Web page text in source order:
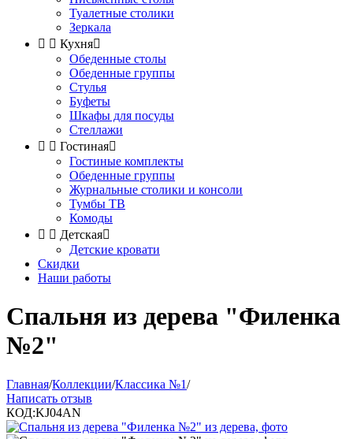
Туалетные столики
Зеркала
  Кухня
Обеденные столы
Обеденные группы
Стулья
Буфеты
Шкафы для посуды
Стеллажи
  Гостиная
Гостиные комплекты
Обеденные группы
Журнальные столики и консоли
Тумбы ТВ
Комоды
  Детская
Детские кровати
Скидки
Наши работы
Спальня из дерева "Филенка
№2"
Главная/Коллекции/Классика №1/
Написать отзыв
КОД:KJ04AN